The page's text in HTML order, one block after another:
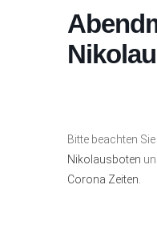
Bitte beachten
Nikolausboten
Corona Zeiten.